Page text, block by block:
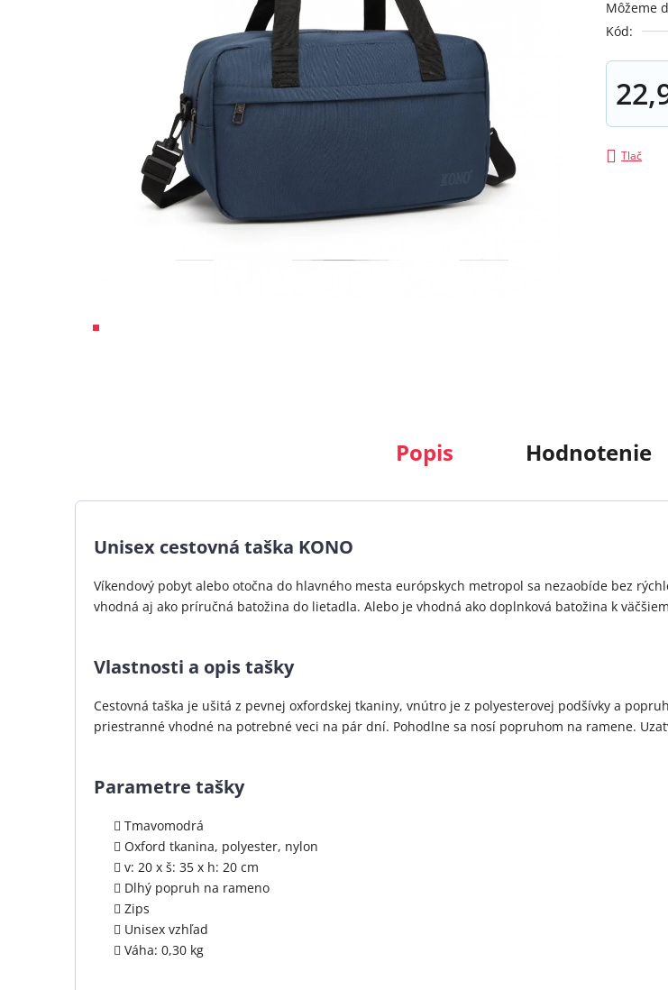
z
5
Môžeme
Kód:
Tlač
Popis Hodnotenie
Unisex cestovná taška KONO
Víkendový pobyt alebo otočna do hlavného mesta európskych metropol sa nezaobíde bez
vhodná aj ako príručná batožina do lietadla. Alebo je vhodná ako doplnková batožina k
Vlastnosti a opis tašky
Cestovná taška je ušitá z pevnej oxfordskej tkaniny, vnútro je z polyesterovej podšívky a
priestranné vhodné na potrebné veci na pár dní. Pohodlne sa nosí popruhom na ramene.
Parametre tašky
Tmavomodrá
Oxford tkanina, polyester, nylon
v: 20 x š: 35 x h: 20 cm
Dlhý popruh na rameno
Zips
Unisex vzhľad
Váha: 0,30 kg